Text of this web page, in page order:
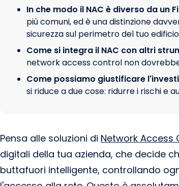
In che modo il NAC è diverso da un
più comuni, ed è una distinzione
sicurezza sul perimetro del tuo
Come si integra il NAC con altri
network access control non
Come possiamo giustificare
si riduce a due cose: ridurre i rischi e
Pensa alle soluzioni di Network Access
digitali della tua azienda, che decide
buttafuori intelligente, controllando